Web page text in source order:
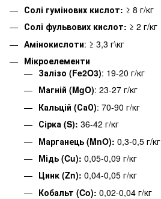
Солі гумінових кислот: ≥ 8 г/кг
Солі фульвових кислот: ≥ 2 г/кг
Амінокислоти: ≥ 3,3 г\кг
Мікроелементи
Залізо (Fe2O3): 19-20 г/кг
Магній (MgO): 23-27 г/кг
Кальцій (СаО): 70-90 г/кг
Сірка (S): 36-42 г/кг
Марганець (MnO): 0,3-0,5 г/кг
Мідь (Cu): 0,05-0,09 г/кг
Цинк (Zn): 0,04-0,05 г/кг
Кобальт (Co): 0,02-0,04 г/кг